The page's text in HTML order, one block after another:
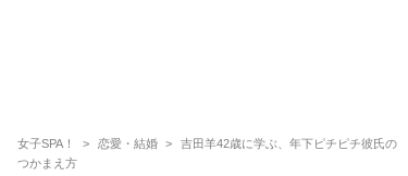
女子SPA！ 恋愛・結婚
吉田羊42歳に学ぶ、年下ピチピチ彼氏の
つかまえ方